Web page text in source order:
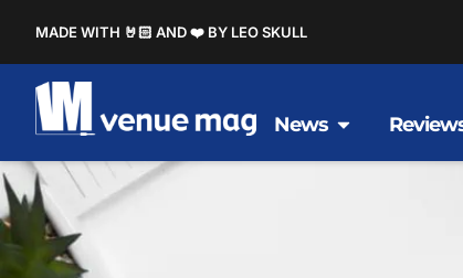
MADE WITH 🤘🏻 AND ❤️ BY LEO SKULL
News